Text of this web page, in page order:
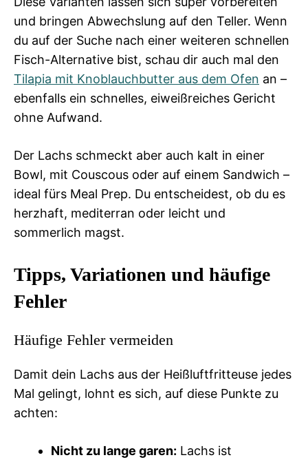
und bringen Abwechslung auf den Teller. Wenn
du auf der Suche nach einer weiteren schnellen
Fisch-Alternative bist, schau dir auch mal den
Tilapia mit Knoblauchbutter aus dem Ofen an –
ebenfalls ein schnelles, eiweißreiches Gericht
ohne Aufwand.
Der Lachs schmeckt aber auch kalt in einer
Bowl, mit Couscous oder auf einem Sandwich –
ideal fürs Meal Prep. Du entscheidest, ob du es
herzhaft, mediterran oder leicht und
sommerlich magst.
Tipps, Variationen und häufige
Fehler
Häufige Fehler vermeiden
Damit dein Lachs aus der Heißluftfritteuse jedes
Mal gelingt, lohnt es sich, auf diese Punkte zu
achten:
Nicht zu lange garen: Lachs ist